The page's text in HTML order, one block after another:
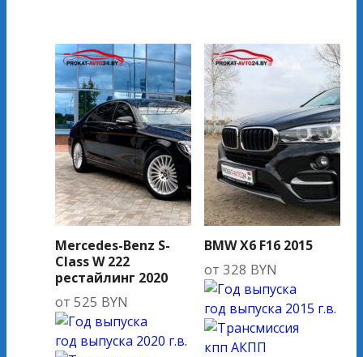
Mercedes-Benz S-
Class W 222
рестайлинг 2020
от 525 BYN
год выпуска 2020 г.в.
BMW X6 F16 2015
от 328 BYN
год выпуска 2015 г.в.
кпп АКПП